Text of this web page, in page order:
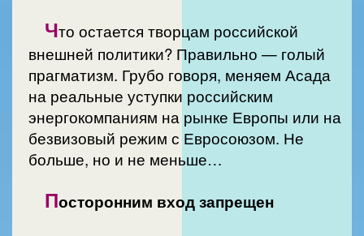
Что остается творцам российской
внешней политики? Правильно — голый
прагматизм. Грубо говоря, меняем Асада
на реальные уступки российским
энергокомпаниям на рынке Европы или на
безвизовый режим с Евросоюзом. Не
больше, но и не меньше…
Посторонним вход запрещен